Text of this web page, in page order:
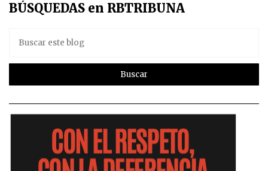
BÚSQUEDAS en RBTRIBUNA